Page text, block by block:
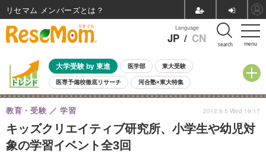
menu
Language
JP / CN search
大学受験 by 東進 医学部 東大受験
医専予備校徹底リサーチ 河合塾×東大特集
親子で考える大学選び 高校受験 中学受験 小学校受験
共通テスト 夏休み
8月開催イベント・WS 全国公立高校 過去問 人気記事
自由研究教材（小学生向け） 自由研究教材（中学生向け）
キッズクリエイティブ研究所、小学生や幼児対
象の学習イベント全3回
教育・受験 学習 2012.9.5 Wed 19:17
リセマム メンバーズ